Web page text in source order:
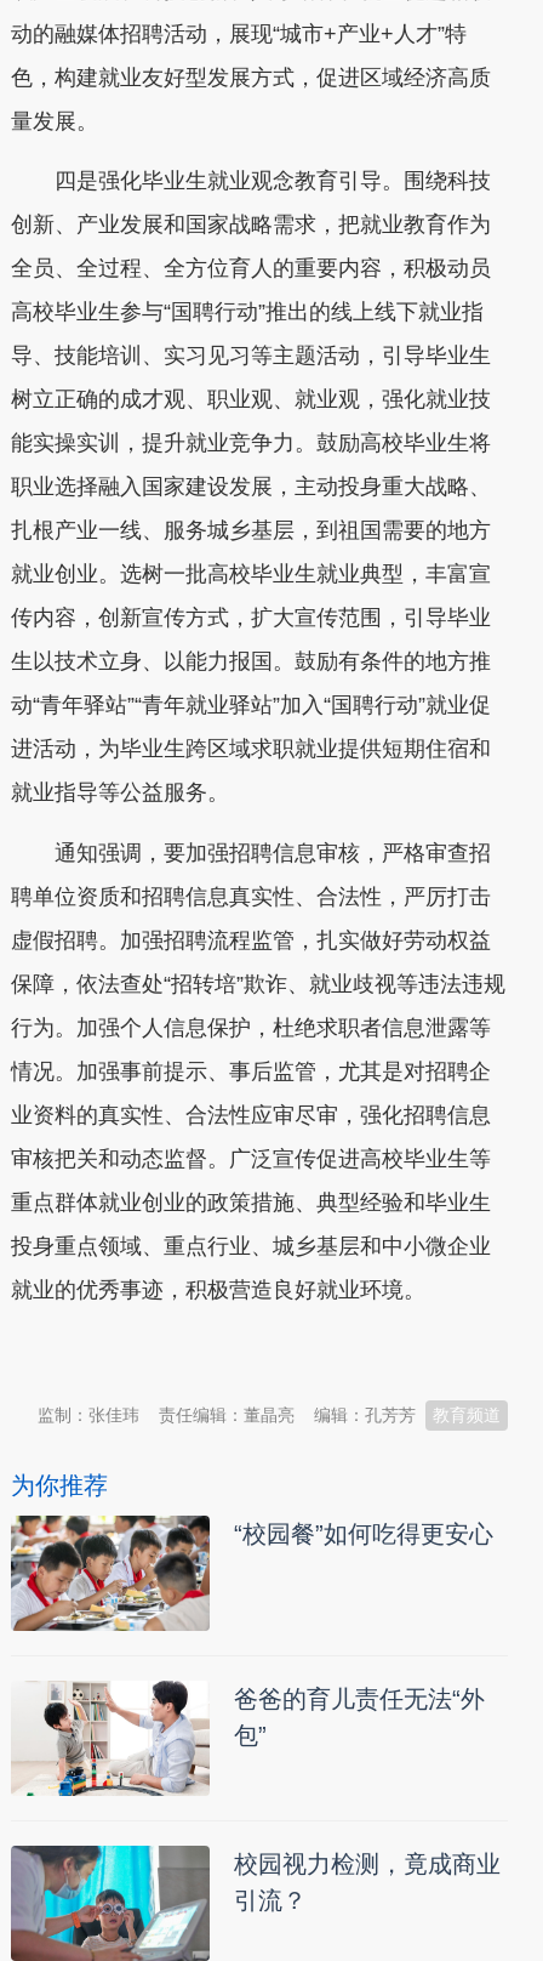
动的融媒体招聘活动，展现“城市+产业+人才”特
色，构建就业友好型发展方式，促进区域经济高质
量发展。
四是强化毕业生就业观念教育引导。围绕科技
创新、产业发展和国家战略需求，把就业教育作为
全员、全过程、全方位育人的重要内容，积极动员
高校毕业生参与“国聘行动”推出的线上线下就业指
导、技能培训、实习见习等主题活动，引导毕业生
树立正确的成才观、职业观、就业观，强化就业技
能实操实训，提升就业竞争力。鼓励高校毕业生将
职业选择融入国家建设发展，主动投身重大战略、
扎根产业一线、服务城乡基层，到祖国需要的地方
就业创业。选树一批高校毕业生就业典型，丰富宣
传内容，创新宣传方式，扩大宣传范围，引导毕业
生以技术立身、以能力报国。鼓励有条件的地方推
动“青年驿站”“青年就业驿站”加入“国聘行动”就业促
进活动，为毕业生跨区域求职就业提供短期住宿和
就业指导等公益服务。
通知强调，要加强招聘信息审核，严格审查招
聘单位资质和招聘信息真实性、合法性，严厉打击
虚假招聘。加强招聘流程监管，扎实做好劳动权益
保障，依法查处“招转培”欺诈、就业歧视等违法违规
行为。加强个人信息保护，杜绝求职者信息泄露等
情况。加强事前提示、事后监管，尤其是对招聘企
业资料的真实性、合法性应审尽审，强化招聘信息
审核把关和动态监督。广泛宣传促进高校毕业生等
重点群体就业创业的政策措施、典型经验和毕业生
投身重点领域、重点行业、城乡基层和中小微企业
就业的优秀事迹，积极营造良好就业环境。
教育频道
编辑：孔芳芳
责任编辑：董晶亮
监制：张佳玮
为你推荐
“校园餐”如何吃得更安心
爸爸的育儿责任无法“外
包”
校园视力检测，竟成商业
引流？